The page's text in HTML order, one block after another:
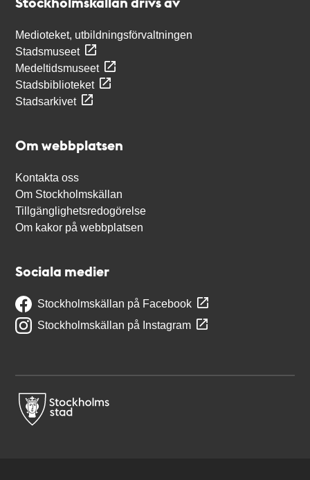
Medioteket, utbildningsförvaltningen
Stadsmuseet
Medeltidsmuseet
Stadsbiblioteket
Stadsarkivet
Om webbplatsen
Kontakta oss
Om Stockholmskällan
Tillgänglighetsredogörelse
Om kakor på webbplatsen
Sociala medier
Stockholmskällan på Facebook
Stockholmskällan på Instagram